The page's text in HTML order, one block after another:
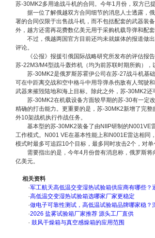
苏-30MK2多用途战斗机的合同。今年1月份，双方已
据一位了解俄越双方合同细节的消息人士透露，
署的合同仅限于出售战斗机，而不包括配套的武器装
外，越方还需再花费数亿美元用于采购机载导弹和配套
不过，俄越两国官方目前还均未就媒体的报道做
评论。
《公报》报援引俄国际战略研究所发布的评估报
苏-22M3/M4型战斗轰炸机（均为前苏联时期所购）
苏-30MK2是俄罗斯苏霍伊公司在苏-27战斗机基
可在中距离交战和空中格斗中用导弹杀伤敌有人驾驶
武器来摧毁陆地和海上目标。除此之外，苏-30MK2还
苏-30MK2在机载设备方面较早期的苏-30有一定
精确的打击能力。更重要的是，苏-30MK2新增了完
外10架战机执行作战任务。
基本型的苏-30MK2装备了由NIIP研制的N001VE
工作模式。N001 VE在基本性能上和N001E雷达相同
模式时最多可追踪10个目标，最多同时攻击2个，对
需要指出的是，今年4月份曾有消息称，俄罗斯
亿美元。
相关资料
·军工航天高低温交变湿热试验箱供应商有哪些？
·高低温交变湿热试验箱选哪家厂家更稳定
·做电子可靠性测试，高低温试验箱品牌哪家稳？
·2026 盐雾试验箱厂家推荐 源头工厂直供
· 鼓风干燥箱与真空感燥箱的应用范围